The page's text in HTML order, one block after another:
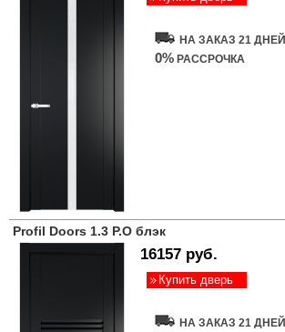
НА ЗАКАЗ 21 ДНЕЙ
0% РАССРОЧКА
Profil Doors 1.3 P.O блэк
16157 руб.
Купить дверь
НА ЗАКАЗ 21 ДНЕЙ